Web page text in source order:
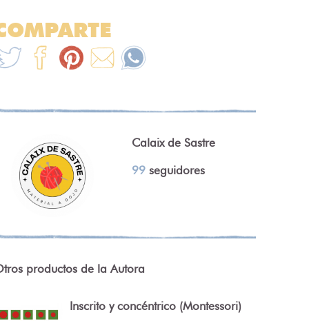
Calaix de Sastre
99 seguidores
productos de la Autora
Inscrito y concéntrico (Montessori)